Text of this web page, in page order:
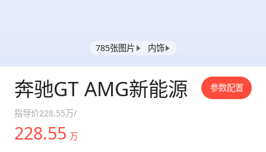
785张图片 内饰
奔驰GT AMG新能源 参数配置
指导价228.55万/
228.55 万